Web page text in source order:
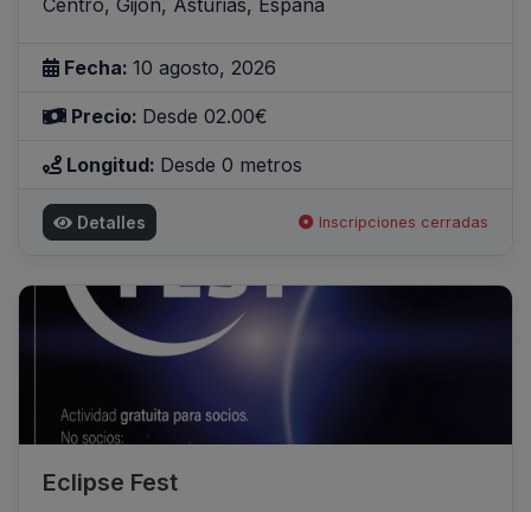
Fecha: 10 agosto, 2026
Precio: Desde 02.00€
Longitud: Desde 0 metros
Detalles Inscripciones cerradas
Eclipse Fest